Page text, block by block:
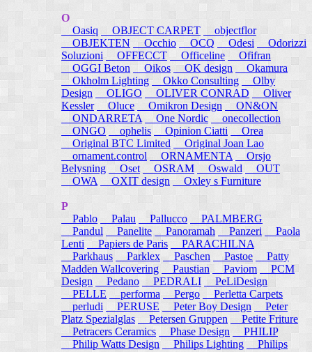
O
Oasiq
OBJECT CARPET
objectflor
OBJEKTEN
Occhio OCQ Odesi
Odorizzi
Soluzioni
OFFECCT Officeline
Ofifran
OGGI Beton
Oikos OK design
Okamura
Okholm Lighting
Okko Consulting
Olby
Design
OLIGO OLIVER CONRAD
Oliver
Kessler
Oluce Omikron Design
ON&ON
ONDARRETA
One Nordic
onecollection
ONGO
ophelis Opinion Ciatti
Orea
Original BTC Limited
Original Joan Lao
ornament.control
ORNAMENTA
Orsjo
Belysning
Oset OSRAM Oswald
OUT
OWA
OXIT design Oxley s Furniture
P
Pablo
Palau Pallucco
PALMBERG
Pandul
Panelite Panoramah Panzeri
Paola
Lenti
Papiers de Paris
PARACHILNA
Parkhaus
Parklex Paschen Pastoe
Patty
Madden Wallcovering
Paustian Paviom
PCM
Design
Pedano PEDRALI
PeLiDesign
PELLE
performa Pergo
Perletta Carpets
perludi
PERUSE Peter Boy Design
Peter
Platz Spezialglas
Petersen Gruppen
Petite Friture
Petracers Ceramics
Phase Design
PHILIP
Philip Watts Design
Philips Lighting
Philips